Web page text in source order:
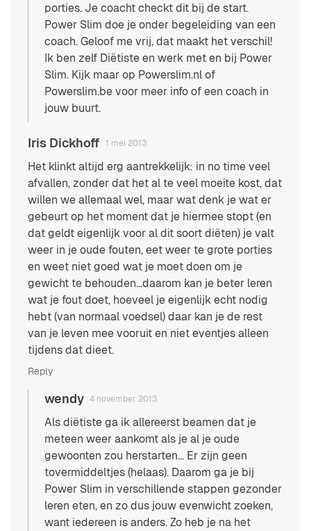
porties. Je coacht checkt dit bij de start.
Power Slim doe je onder begeleiding van een
coach. Geloof me vrij, dat maakt het verschil!
Ik ben zelf Diëtiste en werk met en bij Power
Slim. Kijk maar op Powerslim.nl of
Powerslim.be voor meer info of een coach in
jouw buurt.
Iris Dickhoff 1 mei 2013
Het klinkt altijd erg aantrekkelijk: in no time veel
afvallen, zonder dat het al te veel moeite kost, dat
willen we allemaal wel, maar wat denk je wat er
gebeurt op het moment dat je hiermee stopt (en
dat geldt eigenlijk voor al dit soort diëten) je valt
weer in je oude fouten, eet weer te grote porties
en weet niet goed wat je moet doen om je
gewicht te behouden…daarom kan je beter leren
wat je fout doet, hoeveel je eigenlijk echt nodig
hebt (van normaal voedsel) daar kan je de rest
van je leven mee vooruit en niet eventjes alleen
tijdens dat dieet.
Reply
wendy 4 november 2013
Als diëtiste ga ik allereerst beamen dat je
meteen weer aankomt als je al je oude
gewoonten zou herstarten… Er zijn geen
tovermiddeltjes (helaas). Daarom ga je bij
Power Slim in verschillende stappen gezonder
leren eten, en zo dus jouw evenwicht zoeken,
want iedereen is anders. Zo heb je na het